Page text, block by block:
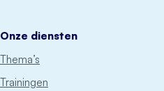
Onze diensten
Thema’s
Trainingen